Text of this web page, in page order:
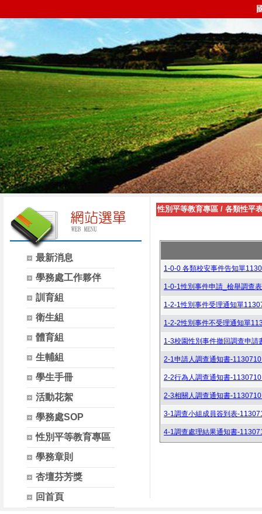
最新消息
學務處工作夥伴
訓育組
衛生組
體育組
生輔組
學生手冊
活動花絮
學務處SOP
性別平等教育專區
學務章則
杏壇芬芳獎
回首頁
性別平等教育專區 / 各類性平
1-0-0 各類校安事件告知單
1-0-1性別事件申請_檢舉調查
1-2-1性別事件受理通知單
1-2-2性別事件不受理通知單
1-3校園性別事件撤回調查申請
2-1申請人調查通知書-
2-2行為人調查通知書-
2-3相關人調查通知書-
3-1調查小組成員簽到表-
4-1調查處理結果通知書-